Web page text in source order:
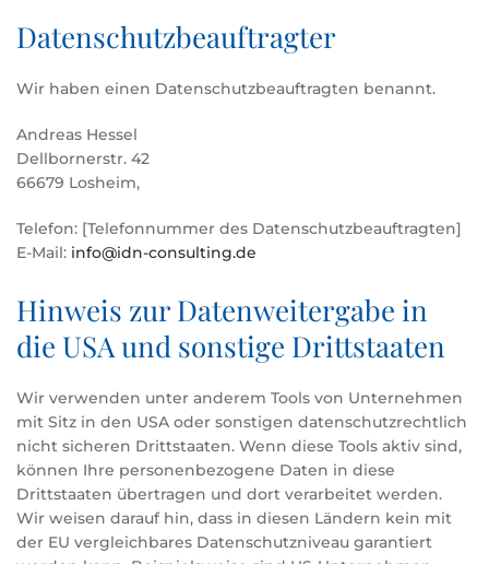
Datenschutz­beauftragter
Wir haben einen Datenschutzbeauftragten benannt.
Andreas Hessel
Dellbornerstr. 42
66679 Losheim,
Telefon: [Telefonnummer des Datenschutzbeauftragten]
E-Mail: info@idn-consulting.de
Hinweis zur Datenweitergabe in
die USA und sonstige Drittstaaten
Wir verwenden unter anderem Tools von Unternehmen
mit Sitz in den USA oder sonstigen datenschutzrechtlich
nicht sicheren Drittstaaten. Wenn diese Tools aktiv sind,
können Ihre personenbezogene Daten in diese
Drittstaaten übertragen und dort verarbeitet werden.
Wir weisen darauf hin, dass in diesen Ländern kein mit
der EU vergleichbares Datenschutzniveau garantiert